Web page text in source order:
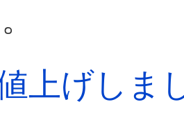
上げしま